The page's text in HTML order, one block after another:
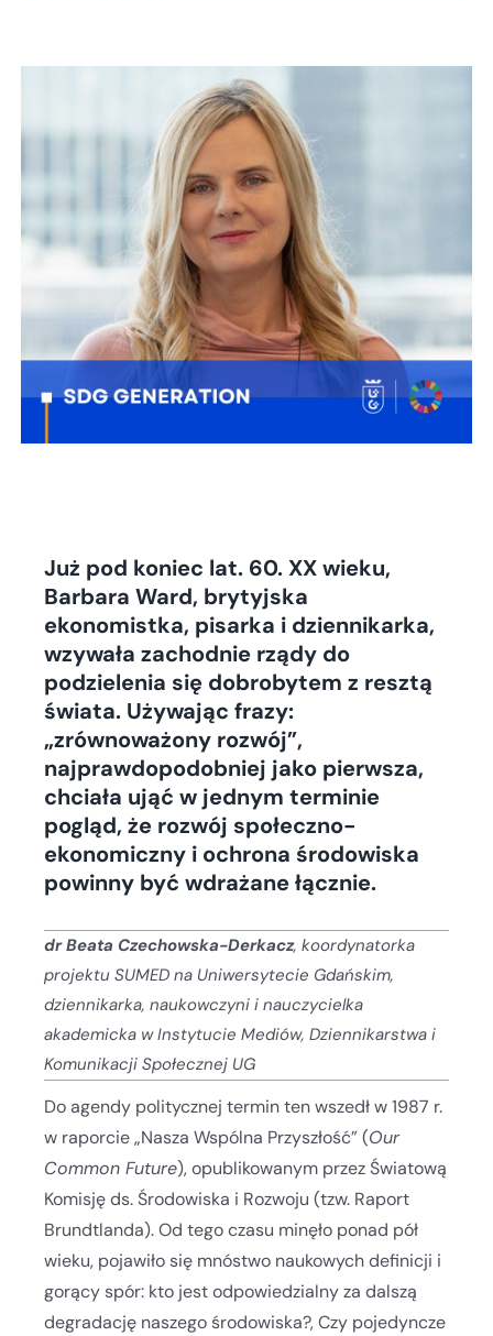
Już pod koniec lat. 60. XX wieku,
Barbara Ward, brytyjska
ekonomistka, pisarka i dziennikarka,
wzywała zachodnie rządy do
podzielenia się dobrobytem z resztą
świata. Używając frazy:
„zrównoważony rozwój”,
najprawdopodobniej jako pierwsza,
chciała ująć w jednym terminie
pogląd, że rozwój społeczno-
ekonomiczny i ochrona środowiska
powinny być wdrażane łącznie.
dr Beata Czechowska-Derkacz, koordynatorka
projektu SUMED na Uniwersytecie Gdańskim,
dziennikarka, naukowczyni i nauczycielka
akademicka w Instytucie Mediów, Dziennikarstwa i
Komunikacji Społecznej UG
Do agendy politycznej termin ten wszedł w 1987 r.
w raporcie „Nasza Wspólna Przyszłość” (Our
Common Future), opublikowanym przez Światową
Komisję ds. Środowiska i Rozwoju (tzw. Raport
Brundtlanda). Od tego czasu minęło ponad pół
wieku, pojawiło się mnóstwo naukowych definicji i
gorący spór: kto jest odpowiedzialny za dalszą
degradację naszego środowiska?, Czy pojedyncze